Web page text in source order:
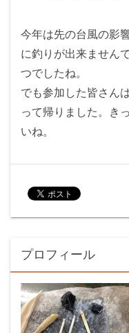
今年は先の台風の影
に釣りが出来ません
つでしたね。
でも参加した皆さん
って帰りました。き
いね。
プロフィール